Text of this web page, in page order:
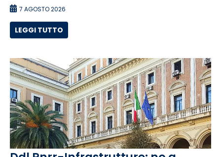
7 AGOSTO 2026
LEGGI TUTTO